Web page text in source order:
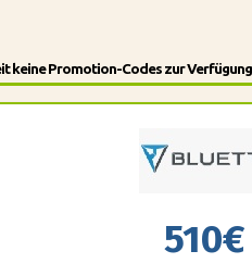
keine Promotion-Codes zur
510€